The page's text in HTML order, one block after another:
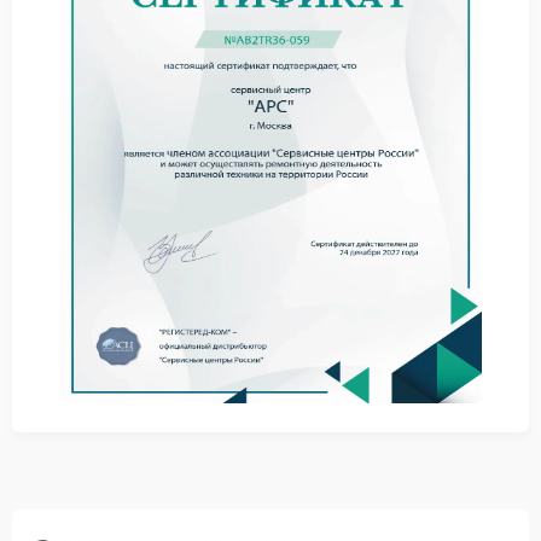
Команды на выключение подключенного
оборудования через агент мониторинга не
Перед обращением к профессионалам можно
выполнить простую процедуру: отключить все
кабели интерфейса, обесточить ИБП APC на 10
минут, затем включить заново. Если данные снова не
контроллере или элементах обвязки.
Самостоятельное вмешательство во внутренние
цепи без схемотехнической подготовки приведет к
полной неработоспособности платы управления.
Качественный ремонт APC выполняется только в
условиях специализированной мастерской.
Инженеры сервисного центра APC проводят замену